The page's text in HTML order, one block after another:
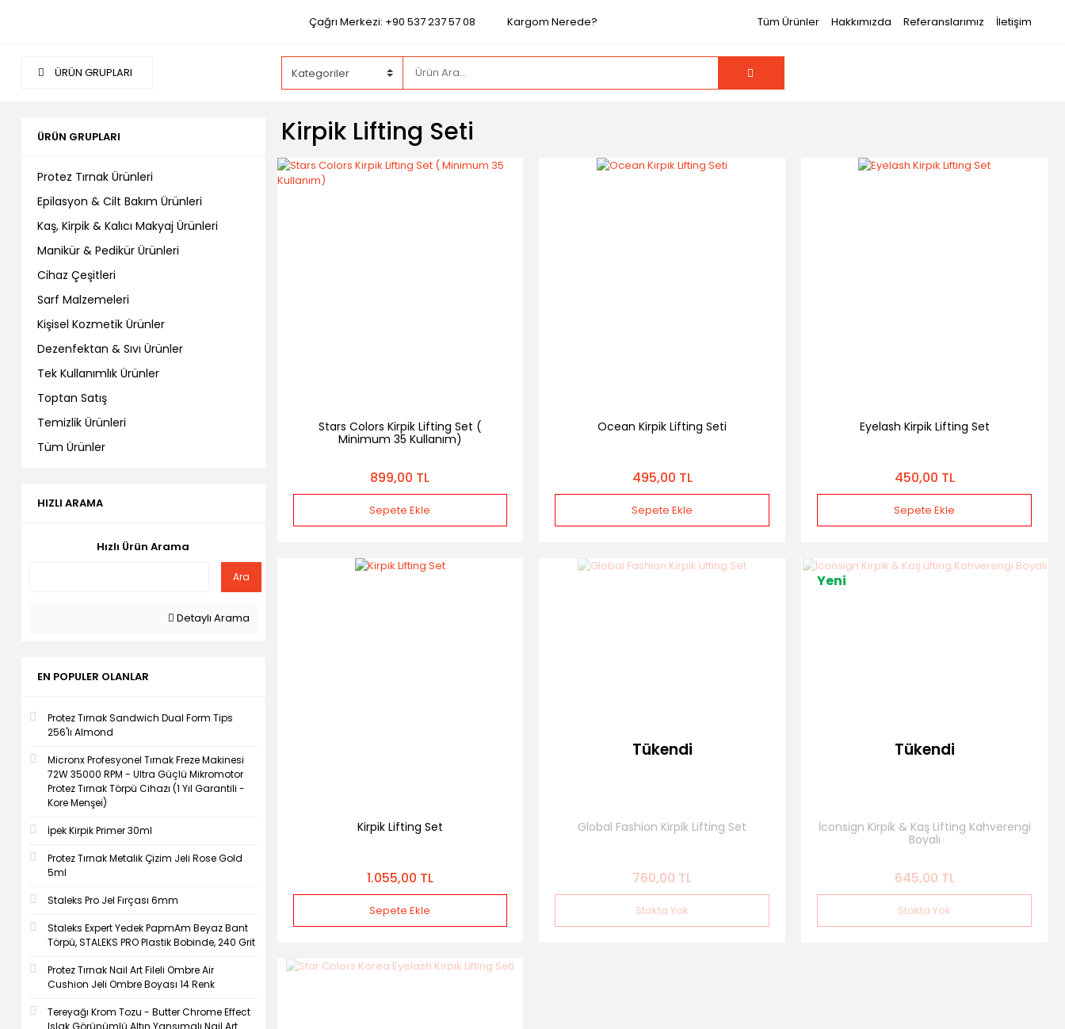
Çağrı Merkezi: +90 537 237 57 08 Kargom Nerede? Tüm Ürünler Hakkımızda Referanslarımız İletişim
ÜRÜN GRUPLARI
ÜRÜN GRUPLARI
Protez Tırnak Ürünleri
Epilasyon & Cilt Bakım Ürünleri
Kaş, Kirpik & Kalıcı Makyaj Ürünleri
Manikür & Pedikür Ürünleri
Cihaz Çeşitleri
Sarf Malzemeleri
Kişisel Kozmetik Ürünler
Dezenfektan & Sıvı Ürünler
Tek Kullanımlık Ürünler
Toptan Satış
Temizlik Ürünleri
Tüm Ürünler
HIZLI ARAMA
Hızlı Ürün Arama
Ara
Detaylı Arama
EN POPULER OLANLAR
Protez Tırnak Sandwich Dual Form Tips
256'lı Almond
Micronx Profesyonel Tırnak Freze Makinesi
72W 35000 RPM - Ultra Güçlü Mikromotor
Protez Tırnak Törpü Cihazı (1 Yıl Garantili -
Kore Menşei)
İpek Kirpik Primer 30ml
Protez Tırnak Metalik Çizim Jeli Rose Gold
5ml
Staleks Pro Jel Fırçası 6mm
Staleks Expert Yedek PapmAm Beyaz Bant
Törpü, STALEKS PRO Plastik Bobinde, 240 Grit
Protez Tırnak Nail Art Fileli Ombre Air
Cushion Jeli Ombre Boyası 14 Renk
Tereyağı Krom Tozu - Butter Chrome Effect
Islak Görünümlü Altın Yansımalı Nail Art
Kirpik Lifting Seti
Stars Colors Kirpik Lifting Set (
Minimum 35 Kullanım)
899,00 TL
Sepete Ekle
Ocean Kirpik Lifting Seti
495,00 TL
Sepete Ekle
Eyelash Kirpik Lifting Set
450,00 TL
Sepete Ekle
Kirpik Lifting Set
1.055,00 TL
Sepete Ekle
Tükendi
Global Fashion Kirpik Lifting Set
760,00 TL
Stokta Yok
Yeni
Tükendi
İconsign Kirpik & Kaş Lifting Kahverengi
Boyalı
645,00 TL
Stokta Yok